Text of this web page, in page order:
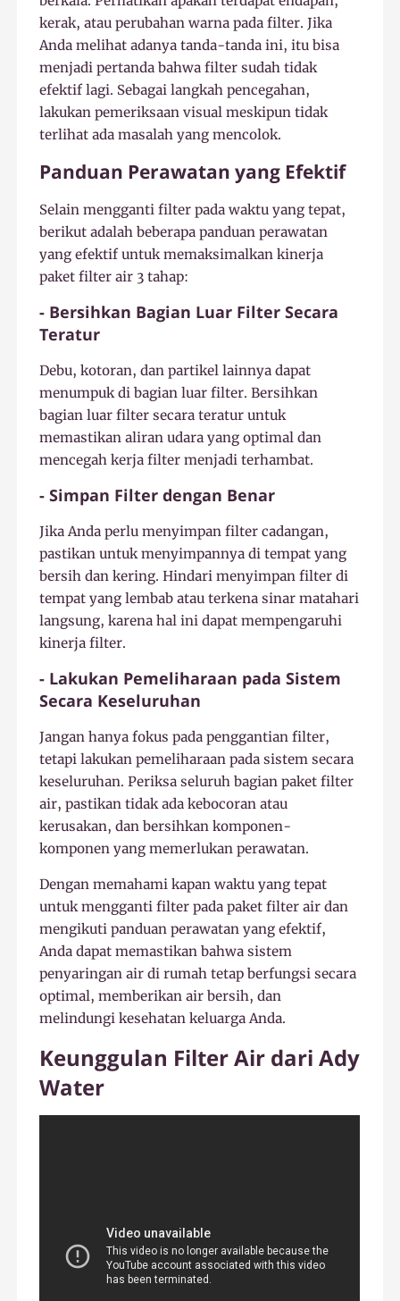
kerak, atau perubahan warna pada filter. Jika
Anda melihat adanya tanda-tanda ini, itu bisa
menjadi pertanda bahwa filter sudah tidak
efektif lagi. Sebagai langkah pencegahan,
lakukan pemeriksaan visual meskipun tidak
terlihat ada masalah yang mencolok.
Panduan Perawatan yang Efektif
Selain mengganti filter pada waktu yang tepat,
berikut adalah beberapa panduan perawatan
yang efektif untuk memaksimalkan kinerja
paket filter air 3 tahap:
- Bersihkan Bagian Luar Filter Secara
Teratur
Debu, kotoran, dan partikel lainnya dapat
menumpuk di bagian luar filter. Bersihkan
bagian luar filter secara teratur untuk
memastikan aliran udara yang optimal dan
mencegah kerja filter menjadi terhambat.
- Simpan Filter dengan Benar
Jika Anda perlu menyimpan filter cadangan,
pastikan untuk menyimpannya di tempat yang
bersih dan kering. Hindari menyimpan filter di
tempat yang lembab atau terkena sinar matahari
langsung, karena hal ini dapat mempengaruhi
kinerja filter.
- Lakukan Pemeliharaan pada Sistem
Secara Keseluruhan
Jangan hanya fokus pada penggantian filter,
tetapi lakukan pemeliharaan pada sistem secara
keseluruhan. Periksa seluruh bagian paket filter
air, pastikan tidak ada kebocoran atau
kerusakan, dan bersihkan komponen-
komponen yang memerlukan perawatan.
Dengan memahami kapan waktu yang tepat
untuk mengganti filter pada paket filter air dan
mengikuti panduan perawatan yang efektif,
Anda dapat memastikan bahwa sistem
penyaringan air di rumah tetap berfungsi secara
optimal, memberikan air bersih, dan
melindungi kesehatan keluarga Anda.
Keunggulan Filter Air dari Ady
Water